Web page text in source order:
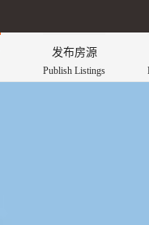
发布房源
Publish Listings